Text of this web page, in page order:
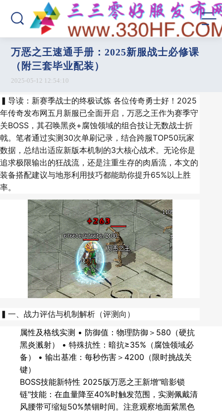
万恶之王速通手册：2025新服战士必修课
（附三套毕业配装）
2025-05-12 12:54:10
▍导读：新赛季战士的终极试炼 各位传奇勇士好！2025
年传奇发布网五月新服已全面开启，万恶之王作为赛季守
关BOSS，其召唤黑炎+腐蚀领域的组合技让无数战士折
戟。笔者通过实测30次单刷记录，结合跨服TOP50玩家
数据，总结出适应新版本机制的3大核心战术。无论你是
追求极限输出的狂战流，还是注重生存的肉盾流，本文的
装备搭配建议与地形利用技巧都能助你提升65%以上胜
率。
▍一、战力评估与机制解析（评测向）
属性及格线实测 • 防御值：物理防御＞580（硬抗
黑炎溅射） • 特殊抗性：暗抗≥35%（腐蚀领域必
备） • 输出基准：每秒伤害＞4200（限时挑战关
键）
BOSS技能新特性 2025版万恶之王新增"暗影锁
链"技能：在血量降至40%时触发范围，实测佩戴清
风腰带可缩短50%禁锢时间。注意观察地面紫黑色